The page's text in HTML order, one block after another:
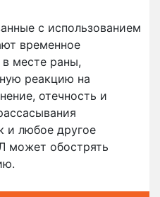
с использованием
временное
месте раны,
реакцию на
отечность и
и любое другое
может обострять